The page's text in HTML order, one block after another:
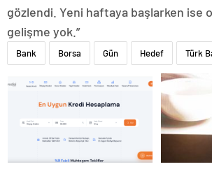
gözlendi. Yeni haftaya başlarken ise
gelişme yok.”
Bank Borsa Gün Hedef Türk